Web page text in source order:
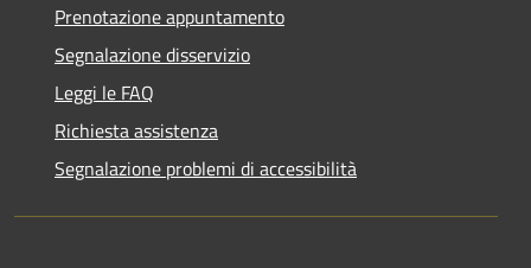
Prenotazione appuntamento
Segnalazione disservizio
Leggi le FAQ
Richiesta assistenza
Segnalazione problemi di accessibilità